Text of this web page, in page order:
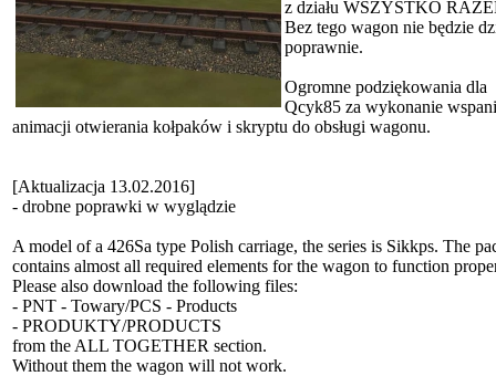
z działu WSZYSTKO
Bez tego wagon nie będzie
poprawnie.
Ogromne podziękowania dla
Qcyk85 za wykonanie
animacji otwierania kołpaków i skryptu do obsługi wagonu.
[Aktualizacja 13.02.2016]
- drobne poprawki w wyglądzie
A model of a 426Sa type Polish carriage, the series is Sikkps. The
contains almost all required elements for the wagon to function
Please also download the following files:
- PNT - Towary/PCS - Products
- PRODUKTY/PRODUCTS
from the ALL TOGETHER section.
Without them the wagon will not work.